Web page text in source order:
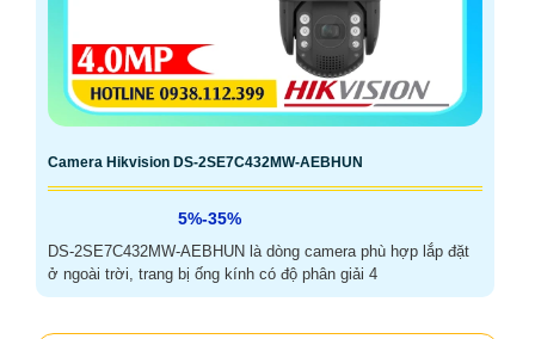
Camera Hikvision DS-2SE7C432MW-AEBHUN
5%-35%
DS-2SE7C432MW-AEBHUN là dòng camera phù hợp lắp đặt
ở ngoài trời, trang bị ống kính có độ phân giải 4